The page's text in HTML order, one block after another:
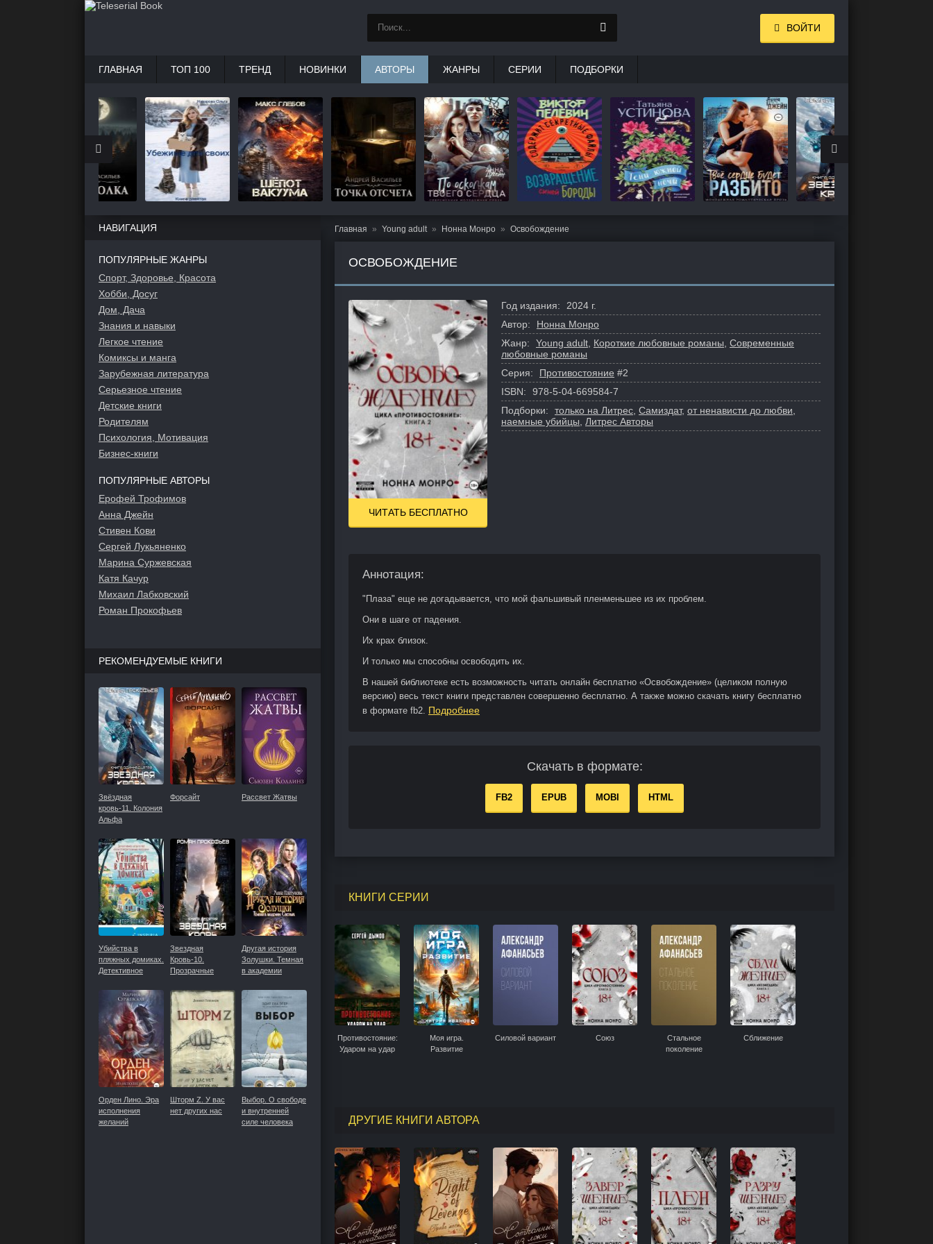
Главная Young adult Нонна Монро Освобождение
ОСВОБОЖДЕНИЕ
ЧИТАТЬ БЕСПЛАТНО
Год издания:
2024 г.
Автор:
Нонна Монро
Жанр:
Young adult Короткие любовные романы Современные
любовные романы
Серия:
Противостояние #2
ISBN:
978-5-04-669584-7
Подборки:
только на Литрес Самиздат, от ненависти до любви
наемные убийцы
Литрес Авторы
Аннотация:
"Плаза" еще не догадывается, что мой фальшивый пленменьшее из их проблем.
Они в шаге от падения.
Их крах близок.
И только мы способны освободить их.
В нашей библиотеке есть возможность читать онлайн бесплатно «Освобождение» (целиком полную
версию) весь текст книги представлен совершенно бесплатно. А также можно скачать книгу бесплатно
в формате fb2. Подробнее
Скачать в формате:
FB2 EPUB MOBI HTML
КНИГИ СЕРИИ
Противостояние:
Ударом на удар
Моя игра.
Развитие
Силовой вариант Союз
Стальное
поколение
Сближение
ДРУГИЕ КНИГИ АВТОРА
НАВИГАЦИЯ
ПОПУЛЯРНЫЕ ЖАНРЫ
Спорт, Здоровье, Красота
Хобби, Досуг
Дом, Дача
Знания и навыки
Легкое чтение
Комиксы и манга
Зарубежная литература
Серьезное чтение
Детские книги
Родителям
Психология, Мотивация
Бизнес-книги
ПОПУЛЯРНЫЕ АВТОРЫ
Ерофей Трофимов
Анна Джейн
Стивен Кови
Сергей Лукьяненко
Марина Суржевская
Катя Качур
Михаил Лабковский
Роман Прокофьев
РЕКОМЕНДУЕМЫЕ КНИГИ
Звёздная
кровь-11. Колония
Альфа
Форсайт Рассвет Жатвы
Убийства в
пляжных домиках.
Детективное
«Благотворительный
магазин»
Звездная
Кровь-10.
Прозрачные
Другая история
Золушки. Темная
в академии
Орден Лино. Эра
исполнения
желаний
Шторм Z. У вас
нет других нас
Выбор. О свободе
и внутренней
силе человека
ВОЙТИ
ГЛАВНАЯ ТОП 100 ТРЕНД НОВИНКИ АВТОРЫ ЖАНРЫ СЕРИИ ПОДБОРКИ